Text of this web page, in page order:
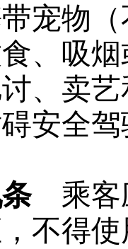
带宠物
食、吸
讨、卖
碍安全
乘客
不得